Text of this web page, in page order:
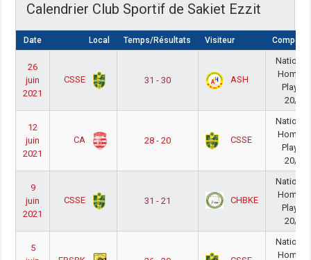
Calendrier Club Sportif de Sakiet Ezzit
Date Local Temps/Résultats Visiteur
26
juin
2021
CSSE 31 - 30 ASH
National
PlayOff
20/21
12
juin
2021
CA 28 - 20 CSSE
National
PlayOff
20/21
9
juin
2021
CSSE 31 - 21 CHBKE
National
PlayOff
20/21
5
National